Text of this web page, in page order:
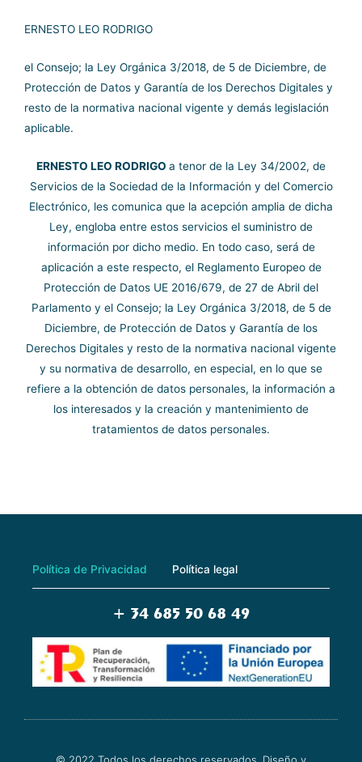
ERNESTO LEO RODRIGO
el Consejo; la Ley Orgánica 3/2018, de 5 de Diciembre, de
Protección de Datos y Garantía de los Derechos Digitales y
resto de la normativa nacional vigente y demás legislación
aplicable.
ERNESTO LEO RODRIGO a tenor de la Ley 34/2002, de
Servicios de la Sociedad de la Información y del Comercio
Electrónico, les comunica que la acepción amplia de dicha
Ley, engloba entre estos servicios el suministro de
información por dicho medio. En todo caso, será de
aplicación a este respecto, el Reglamento Europeo de
Protección de Datos UE 2016/679, de 27 de Abril del
Parlamento y el Consejo; la Ley Orgánica 3/2018, de 5 de
Diciembre, de Protección de Datos y Garantía de los
Derechos Digitales y resto de la normativa nacional vigente
y su normativa de desarrollo, en especial, en lo que se
refiere a la obtención de datos personales, la información a
los interesados y la creación y mantenimiento de
tratamientos de datos personales.
Política de Privacidad Política legal
+ 34 685 50 68 49